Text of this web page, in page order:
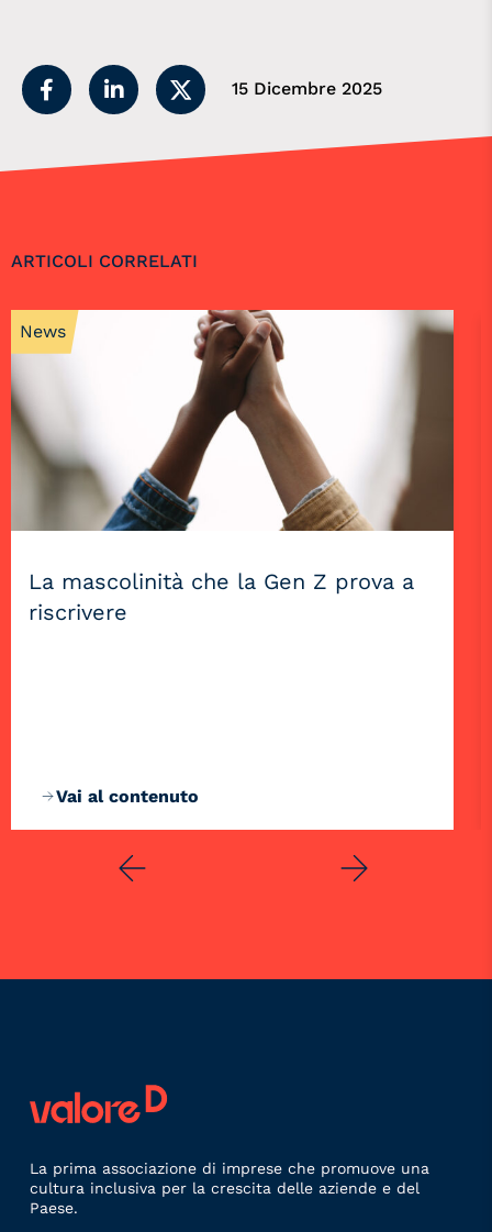
15 Dicembre 2025
ARTICOLI CORRELATI
News
La mascolinità che la Gen Z prova a
riscrivere
Vai al contenuto
La prima associazione di imprese che promuove una
cultura inclusiva per la crescita delle aziende e del
Paese.